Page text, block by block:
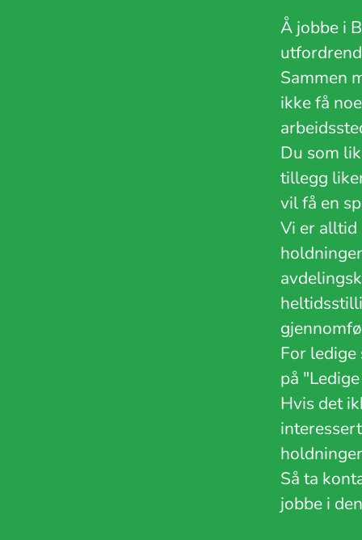
Å jobbe i
Sammen
ikke få
Du som
tillegg
vil få en
Vi er alltid
For
på
Hvis det
Så ta
jobbe i